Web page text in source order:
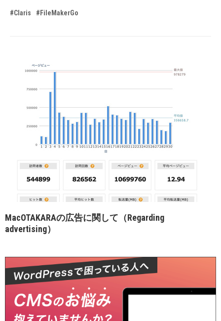
#Claris #FileMakerGo
MacOTAKARAの広告に関して（Regarding
advertising）